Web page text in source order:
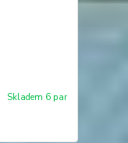
Skladem 6 par